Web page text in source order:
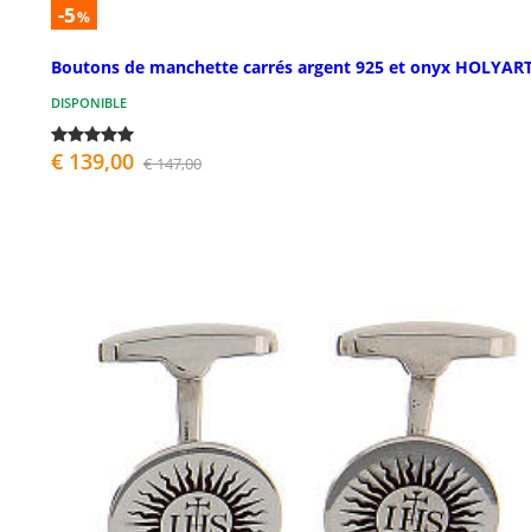
-5%
Boutons de manchette carrés argent 925 et onyx
DISPONIBLE
€ 139,00 € 147,00